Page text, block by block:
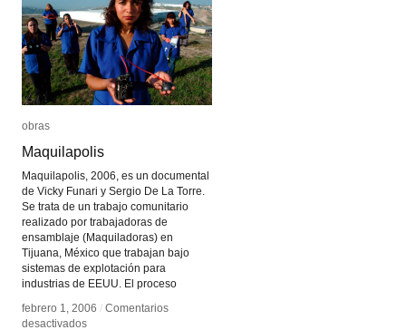
obras
Maquilapolis
Maquilapolis, 2006, es un documental
de Vicky Funari y Sergio De La Torre.
Se trata de un trabajo comunitario
realizado por trabajadoras de
ensamblaje (Maquiladoras) en
Tijuana, México que trabajan bajo
sistemas de explotación para
industrias de EEUU. El proceso
febrero 1, 2006 / Comentarios
desactivadosen
obras
Maquilapolis
febrero 1, 2006 / Comentarios
desactivadosen